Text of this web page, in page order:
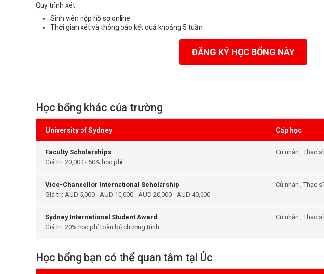
Quy trình xét
Sinh viên nộp hồ sơ online
Thời gian xét và thông báo kết quả khoảng 5 tuần
ĐĂNG KÝ HỌC BỔNG NÀY
Học bổng khác của trường
University of Sydney Cấp học
Faculty Scholarships
Giá trị: 20,000 - 50% học phí
Cử nhân , Thạc sĩ
Vice-Chancellor International Scholarship
Giá trị: AUD 5,000 - AUD 10,000 - AUD 20,000 - AUD 40,000
Cử nhân , Thạc sĩ
Sydney International Student Award
Giá trị: 20% học phí toàn bộ chương trình
Cử nhân , Thạc sĩ
Học bổng bạn có thể quan tâm tại Úc